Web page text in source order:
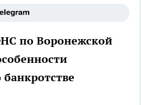
по Воронежской